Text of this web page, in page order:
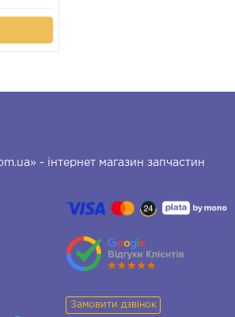
- інтернет магазин запчастин
Замовити дзвінок